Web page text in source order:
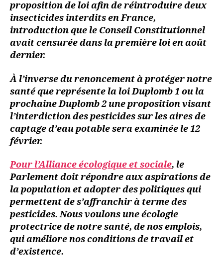
proposition de loi afin de réintroduire deux
insecticides interdits en France,
introduction que le Conseil Constitutionnel
avait censurée dans la première loi en août
dernier.
À l’inverse du renoncement à protéger notre
santé que représente la loi Duplomb 1 ou la
prochaine Duplomb 2 une proposition visant
l’interdiction des pesticides sur les aires de
captage d’eau potable sera examinée le 12
février.
Pour l’Alliance écologique et sociale, le
Parlement doit répondre aux aspirations de
la population et adopter des politiques qui
permettent de s’affranchir à terme des
pesticides. Nous voulons une écologie
protectrice de notre santé, de nos emplois,
qui améliore nos conditions de travail et
d’existence.